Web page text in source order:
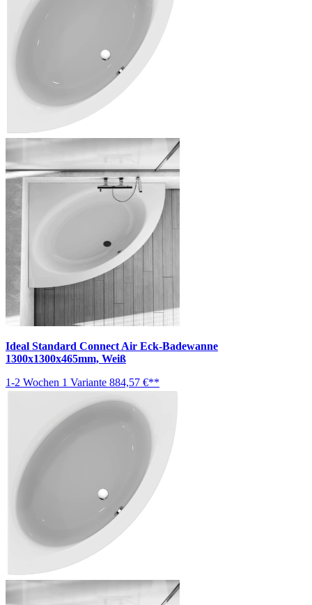
Ideal Standard Connect Air Eck-Badewanne
1300x1300x465mm, Weiß
1-2 Wochen 1 Variante 884,57 €**